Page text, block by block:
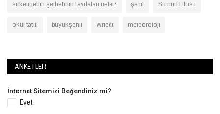
sirkengebin şerbetinin faydaları neler? şehit Sumud Filosu
okul tatili büyükşehir Wriedt meteoroloji
ANKETLER
İnternet Sitemizi Beğendiniz mi?
Evet